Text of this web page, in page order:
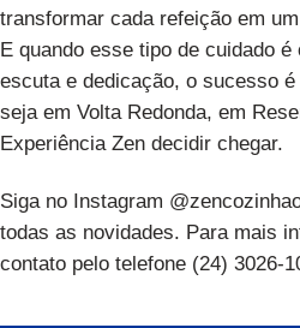
transformar cada refeição em
E quando esse tipo de cuidado
escuta e dedicação, o sucesso
seja em Volta Redonda, em
Experiência Zen decidir chegar.
Siga no Instagram
todas as novidades. Para mais
contato pelo telefone (24) 3026-